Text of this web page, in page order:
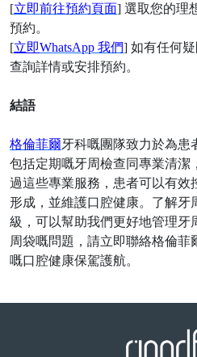
[立即前往預約頁面] 選取您的理
預約。
[立即WhatsApp 我們] 如有任何
查詢詳情或安排預約。
結語
格倫菲爾牙科嘅團隊致力於為患
包括定期嘅牙周檢查同專業清潔
過這些專業服務，患者可以有效
形成，並維護口腔健康。了解牙
級，可以幫助我們更好地管理牙
周袋嘅問題，請立即聯絡格倫
嘅口腔健康保駕護航。